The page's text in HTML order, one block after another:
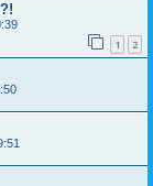
1 2